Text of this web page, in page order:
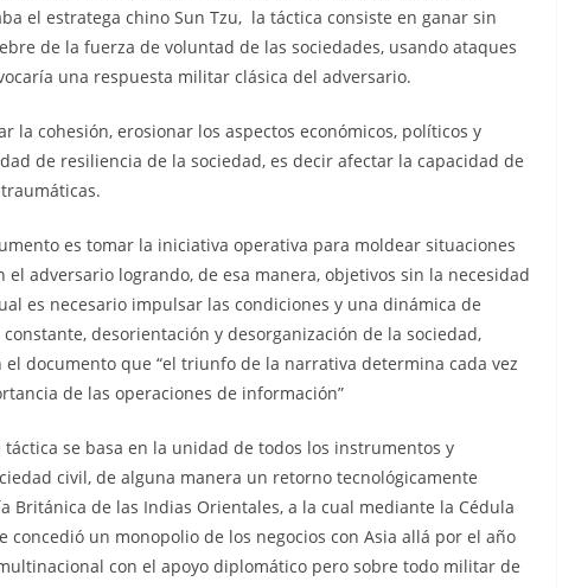
el estratega chino Sun Tzu, la táctica consiste en ganar sin
de la fuerza de voluntad de las sociedades, usando ataques
una respuesta militar clásica del adversario.
la cohesión, erosionar los aspectos económicos, políticos y
de resiliencia de la sociedad, es decir afectar la capacidad de
es tomar la iniciativa operativa para moldear situaciones
adversario logrando, de esa manera, objetivos sin la necesidad
es necesario impulsar las condiciones y una dinámica de
desorientación y desorganización de la sociedad,
documento que “el triunfo de la narrativa determina cada vez
de las operaciones de información”
se basa en la unidad de todos los instrumentos y
civil, de alguna manera un retorno tecnológicamente
Británica de las Indias Orientales, a la cual mediante la Cédula
concedió un monopolio de los negocios con Asia allá por el año
con el apoyo diplomático pero sobre todo militar de